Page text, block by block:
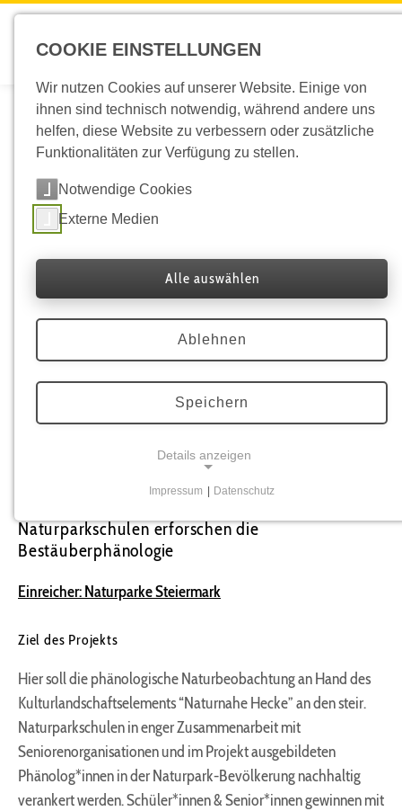
Silberdistel 2024
„Biodiversität“
… ist der Ausdruck für Vielfalt unterschiedlichster
Lebensformen. Dazu zählt nicht nur die Zahl an Pflanzen-,
Vielfalt innerhalb von Arten sowie die Mannigfaltigkeit an
Lebensräumen, in der Biodiversität in großem Reichtum
gedeihen kann. Ziel dieses Preises ist es, Projekte zu würdigen,
die zur Erhaltung und Förderung von Biodiversität dienen.
Gemeinsam mit dem Land Steiermark wird dieser von
Marianne und Wilhelm Graf gestiftetePreis
der Natur arbeiten, vergeben.
Naturparkschulen erforschen die
Bestäuberphänologie
Einreicher: Naturparke Steiermark
Ziel des Projekts
Hier soll die phänologische Naturbeobachtung an Hand des
Kulturlandschaftselements “Naturnahe Hecke” an den steir.
Naturparkschulen in enger Zusammenarbeit mit
Seniorenorganisationen und im Projekt ausgebildeten
Phänolog*innen in der Naturpark-Bevölkerung nachhaltig
verankert werden. Schüler*innen & Senior*innen gewinnen mit
COOKIE EINSTELLUNGEN
Wir nutzen Cookies auf unserer Website. Einige von
ihnen sind technisch notwendig, während andere uns
helfen, diese Website zu verbessern oder zusätzliche
Funktionalitäten zur Verfügung zu stellen.
Notwendige Cookies
Externe Medien
Alle auswählen
Ablehnen
Speichern
Details anzeigen
Notwendige Cookies ermöglichen grundlegende
Funktionen und sind für die einwandfreie Funktion
fe_typo_user
Zweck:
Anmeldung im Mitgliederbereich
Cookie Laufzeit:
1 Jahr
Impressum Datenschutz